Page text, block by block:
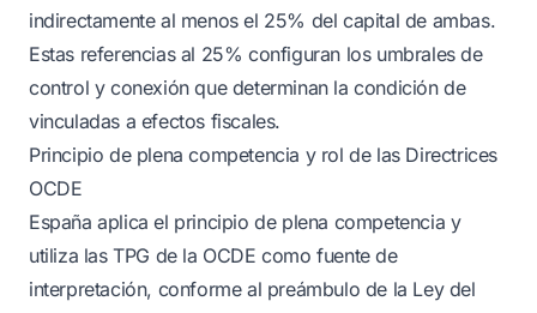
indirectamente al menos el 25% del capital de ambas.
Estas referencias al 25% configuran los umbrales de
control y conexión que determinan la condición de
vinculadas a efectos fiscales.
Principio de plena competencia y rol de las Directrices
OCDE
España aplica el principio de plena competencia y
utiliza las TPG de la OCDE como fuente de
interpretación, conforme al preámbulo de la Ley del